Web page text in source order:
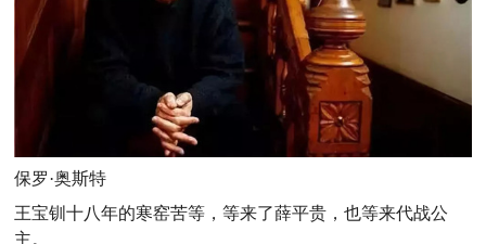
保罗·奥斯特
王宝钏十八年的寒窑苦等，等来了薛平贵，也等来代战公
主。